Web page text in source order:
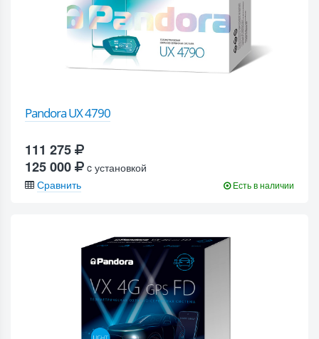
Pandora UX 4790
111 275
125 000
c установкой
Сравнить
Есть в наличии